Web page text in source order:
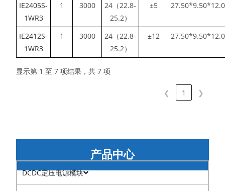
IE2405S-
1WR3
1 3000
24（22.8-
25.2）
±5
IE2412S-
1WR3
1 3000
24（22.8-
25.2）
±12
显示第 1 至 7 项结果，共 7 项
❮ 1 ❯
产品中心
DCDC定压电源模块